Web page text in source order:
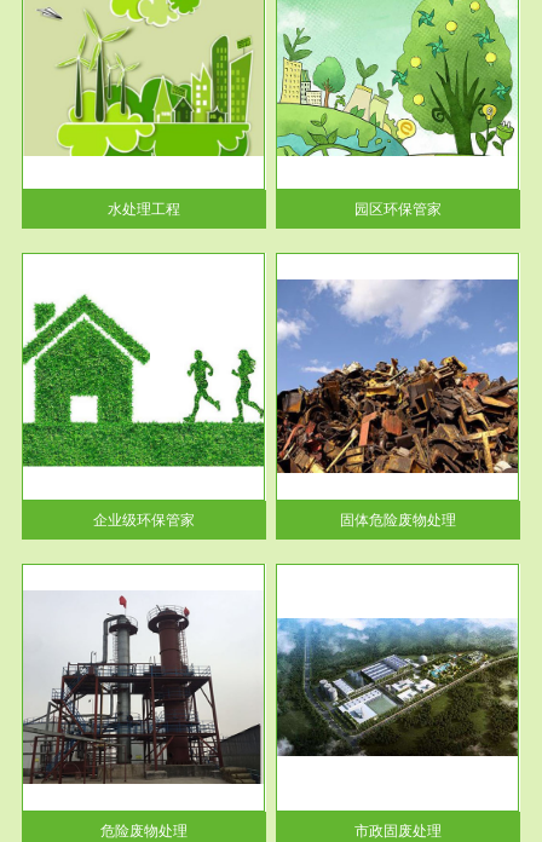
水处理工程
服务范围
园区环保管家
2016 年 4 月，环保部下发《关
于积极发挥环境保护作用促进供
给侧结...
园区环保管家
企业级环保管家
服务范围
固体危险废物处理
固体废物解释：固体废物是指人
们在生产建设、日常生活和其他
活动中...
固体危险废物处理
危险废物处理
服务范围
市政固废处理
蔚蓝生态环境科技所从事的市政
废物处理业务包括市政废物的处
理处...
市政固废处理